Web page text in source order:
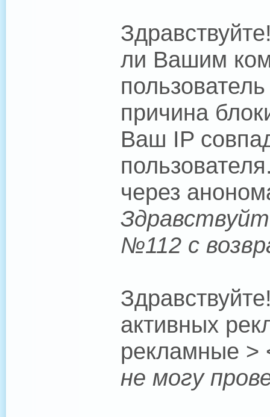
ли Вашим
причина
Ваш IP
через
№112 с
активных
рекламные >
не могу